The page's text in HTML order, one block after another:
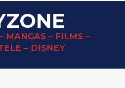
MANGAS – FILMS –
– DISNEY